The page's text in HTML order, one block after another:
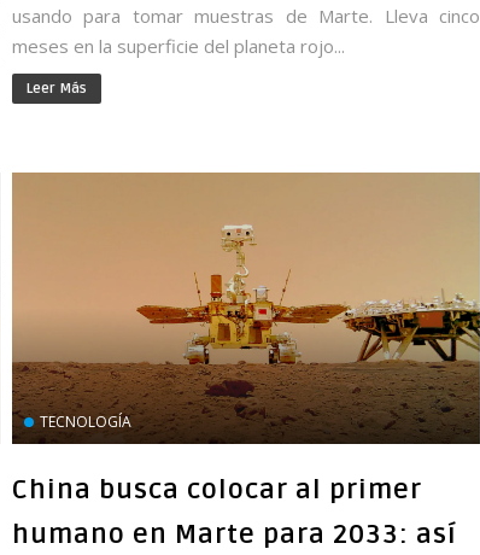
usando para tomar muestras de Marte. Lleva cinco
meses en la superficie del planeta rojo...
Leer Más
TECNOLOGÍA
China busca colocar al primer
humano en Marte para 2033: así